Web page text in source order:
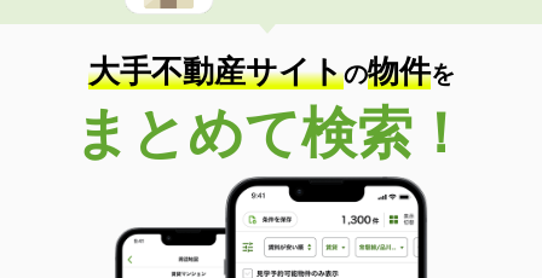
大手不動産サイトの物件を
まとめて検索！